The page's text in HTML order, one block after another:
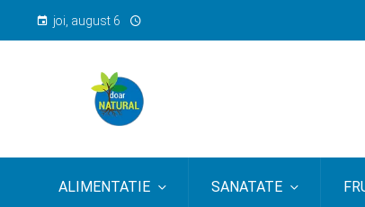
joi, august 6
ALIMENTATIE SANATATE